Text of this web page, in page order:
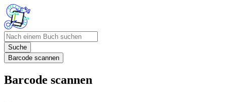
Suche
Barcode scannen
Barcode scannen